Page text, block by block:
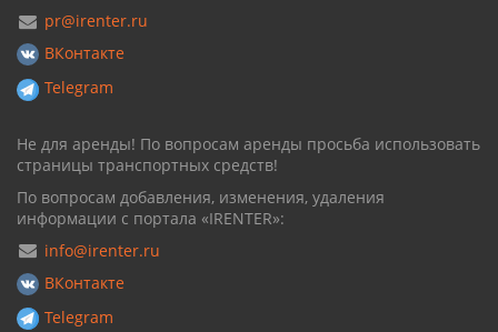
pr@irenter.ru
ВКонтакте
Telegram
Не для аренды! По вопросам аренды просьба использовать
страницы транспортных средств!
По вопросам добавления, изменения, удаления
информации с портала «IRENTER»:
info@irenter.ru
ВКонтакте
Telegram